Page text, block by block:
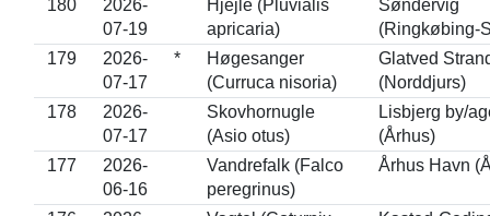
180
2026-
07-19
Hjejle (Pluvialis
apricaria)
Søndervig
(Ringkøbing-
179
2026-
07-17
*
Høgesanger
(Curruca nisoria)
Glatved
(Norddjurs)
178
2026-
07-17
Skovhornugle
(Asio otus)
Lisbjerg by/
(Århus)
177
2026-
06-16
Vandrefalk (Falco
peregrinus)
Århus Havn